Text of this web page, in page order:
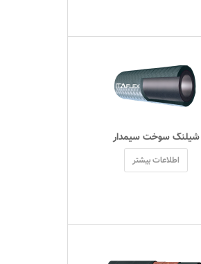
شیلنگ سوخت سیمدار
اطلاعات بیشتر